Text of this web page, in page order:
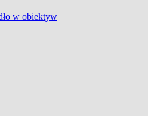
w obiektyw